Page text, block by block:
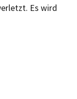
Es wird